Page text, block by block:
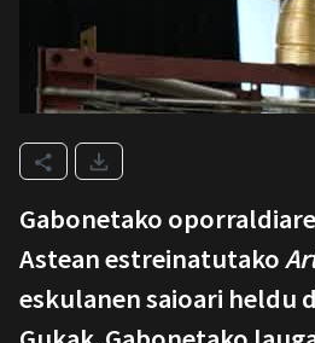
Gabonetako
Astean estreinatutako
eskulanen saioari heldu